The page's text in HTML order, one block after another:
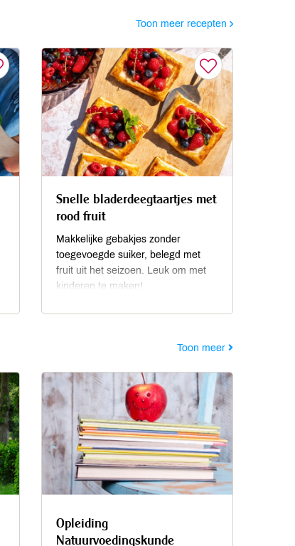
Schrozberger, gemaakt van
die al generaties lang werken met
respect voor koe, bodem en
natuur. Deze Duitse coöperatie
laat zien dat echte kwaliteit begint
op het land.
Toon meer recepten
Snelle bladerdeegtaartjes met
rood fruit
Makkelijke gebakjes zonder
toegevoegde suiker, belegd met
fruit uit het seizoen. Leuk om met
kinderen te maken!
Toon meer
Opleiding
Natuurvoedingskunde